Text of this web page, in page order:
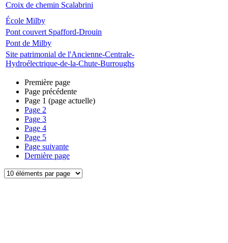
Croix de chemin Scalabrini
École Milby
Pont couvert Spafford-Drouin
Pont de Milby
Site patrimonial de l'Ancienne-Centrale-
Hydroélectrique-de-la-Chute-Burroughs
Première page
Page précédente
Page 1 (page actuelle)
Page 2
Page 3
Page 4
Page 5
Page suivante
Dernière page